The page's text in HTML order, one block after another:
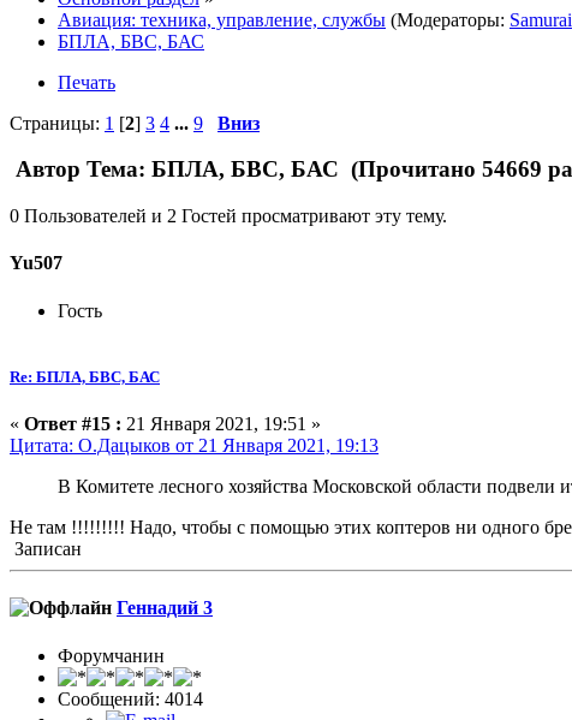
Авиация: техника, управление, службы (Модераторы: Samurai
БПЛА, БВС, БАС
Печать
Страницы: 1 [2] 3 4 ... 9 Вниз
Автор Тема: БПЛА, БВС, БАС (Прочитано 54669
0 Пользователей и 2 Гостей просматривают эту тему.
Yu507
Гость
Re: БПЛА, БВС, БАС
« Ответ #15 : 21 Января 2021, 19:51 »
Цитата: О.Дацыков от 21 Января 2021, 19:13
В Комитете лесного хозяйства Московской области подвели
Не там !!!!!!!!! Надо, чтобы с помощью этих коптеров ни одного
Записан
Геннадий 3
Форумчанин
Сообщений: 4014